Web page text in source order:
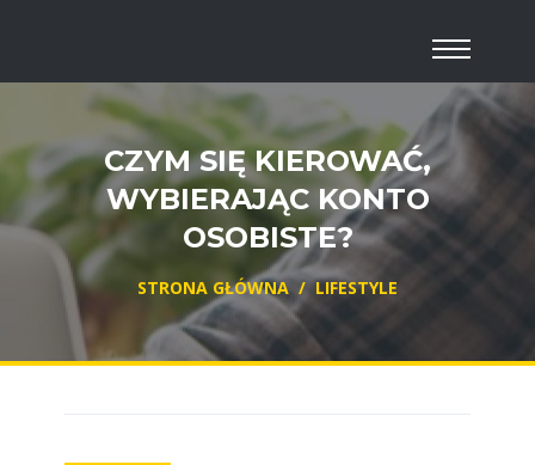
CZYM SIĘ KIEROWAĆ,
WYBIERAJĄC KONTO
OSOBISTE?
STRONA GŁÓWNA / LIFESTYLE